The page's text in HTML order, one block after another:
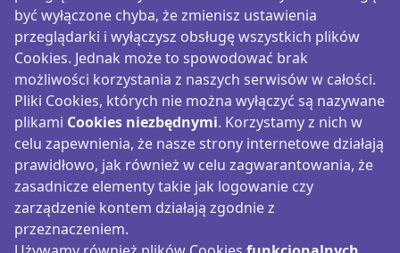
być wyłączone chyba, że zmienisz ustawienia
przeglądarki i wyłączysz obsługę wszystkich plików
Cookies. Jednak może to spowodować brak
możliwości korzystania z naszych serwisów w całości.
Pliki Cookies, których nie można wyłączyć są nazywane
plikami Cookies niezbędnymi. Korzystamy z nich w
celu zapewnienia, że nasze strony internetowe działają
prawidłowo, jak również w celu zagwarantowania, że
zasadnicze elementy takie jak logowanie czy
zarządzenie kontem działają zgodnie z
przeznaczeniem.